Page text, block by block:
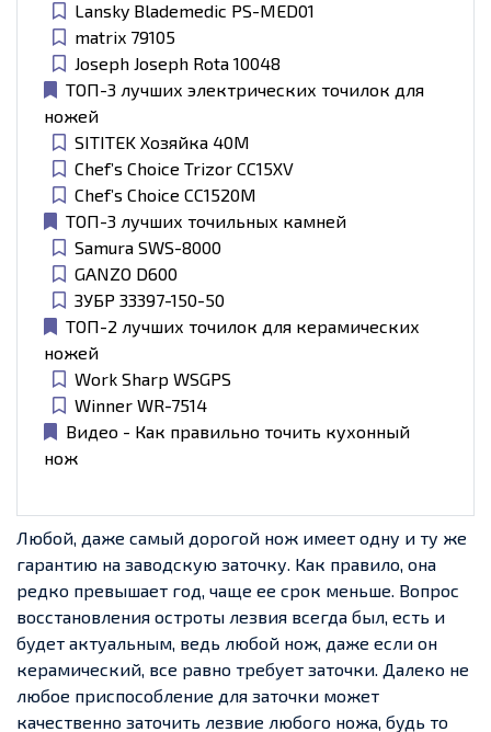
Lansky Blademedic PS-MED01
matrix 79105
Joseph Joseph Rota 10048
ТОП-3 лучших электрических точилок для
ножей
SITITEK Хозяйка 40М
Chef’s Choice Trizor CC15XV
Chef’s Choice CC1520M
ТОП-3 лучших точильных камней
Samura SWS-8000
GANZO D600
ЗУБР 33397-150-50
ТОП-2 лучших точилок для керамических
ножей
Work Sharp WSGPS
Winner WR-7514
Видео - Как правильно точить кухонный
нож
Любой, даже самый дорогой нож имеет одну и ту же
гарантию на заводскую заточку. Как правило, она
редко превышает год, чаще ее срок меньше. Вопрос
восстановления остроты лезвия всегда был, есть и
будет актуальным, ведь любой нож, даже если он
керамический, все равно требует заточки. Далеко не
любое приспособление для заточки может
качественно заточить лезвие любого ножа, будь то